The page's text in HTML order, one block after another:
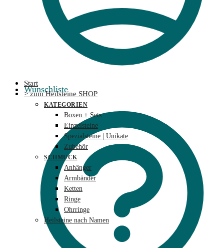
Wunschliste
Start
> zum Heilsteine SHOP
KATEGORIEN
Boxen + Sets
Einzelsteine
Spezialsteine | Unikate
Zubehör
SCHMUCK
Anhänger
Armbänder
Ketten
Ringe
Ohrringe
Heilsteine nach Namen